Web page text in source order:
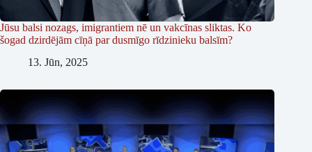
Jūsu balsi nozags, imigrantiem nē un vakcīnas sliktas. Ko
šogad dzirdējām cīņā par dusmīgo rīdzinieku balsīm?
13. Jūn, 2025